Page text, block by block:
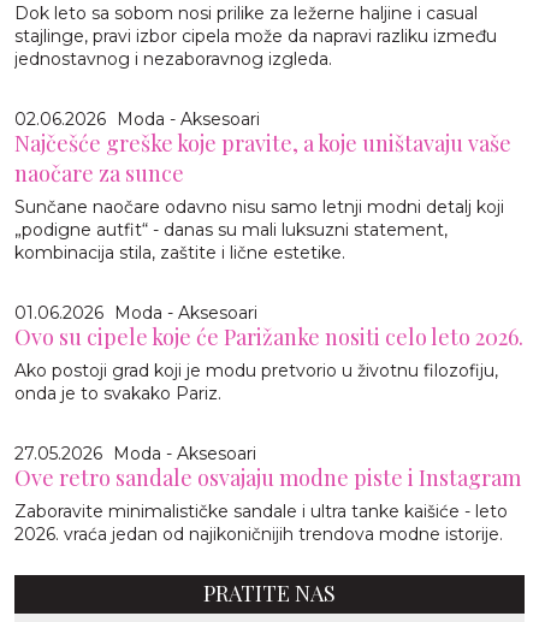
Dok leto sa sobom nosi prilike za ležerne haljine i casual
stajlinge, pravi izbor cipela može da napravi razliku između
jednostavnog i nezaboravnog izgleda.
02.06.2026 Moda - Aksesoari
Najčešće greške koje pravite, a koje uništavaju vaše
naočare za sunce
Sunčane naočare odavno nisu samo letnji modni detalj koji
„podigne autfit“ - danas su mali luksuzni statement,
kombinacija stila, zaštite i lične estetike.
01.06.2026 Moda - Aksesoari
Ovo su cipele koje će Parižanke nositi celo leto 2026.
Ako postoji grad koji je modu pretvorio u životnu filozofiju,
onda je to svakako Pariz.
27.05.2026 Moda - Aksesoari
Ove retro sandale osvajaju modne piste i Instagram
Zaboravite minimalističke sandale i ultra tanke kaišiće - leto
2026. vraća jedan od najikoničnijih trendova modne istorije.
PRATITE NAS